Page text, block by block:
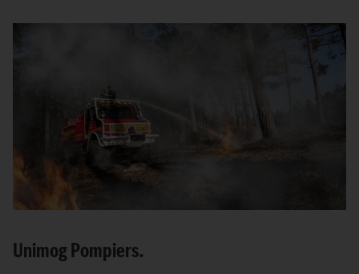
Unimog Pompiers.